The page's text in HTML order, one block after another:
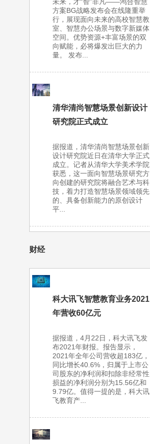
方案BG战略发布会在线隆重举
行，展现面向未来的高校智慧教
室、智慧办公场景与数字新媒体
空间。优势资源+丰富场景的双
向赋能，必将爆发出巨大的力
量。 发布...
清华清尚智慧场景创新设计
研究院正式成立
据报道，清华清尚智慧场景创新
设计研究院近日在清华大学正式
成立。记者从清华大学美术学院
获悉，这一面向智慧场景研究方
向创建的研究院将融合艺术与科
技，着力打造智慧场景领域领先
的、具备创新能力的原创设计
平...
财经
科大讯飞智慧教育业务2021
年营收60亿元
据报道，4月22日，科大讯飞发
布2021年财报。报告显示，
2021年全年公司营收超183亿，
同比增长40.6%，归属于上市公
司股东的净利润和扣除非经常性
损益的净利润分别为15.56亿和
9.79亿。值得一提的是，科大讯
飞教育产...